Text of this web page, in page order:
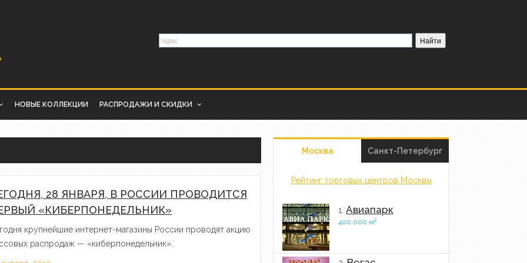
НОВЫЕ КОЛЛЕКЦИИ РАСПРОДАЖИ И СКИДКИ
28 ЯНВАРЯ, В РОССИИ ПРОВОДИТСЯ
«КИБЕРПОНЕДЕЛЬНИК»
крупнейшие интернет-магазины России проводят акцию
распродаж — «киберпонедельник».
Москва Санкт-Петербург
Рейтинг торговых центров Москвы
1. Авиапарк
400.000 м2